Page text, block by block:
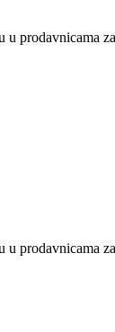
prodavnicama
prodavnicama